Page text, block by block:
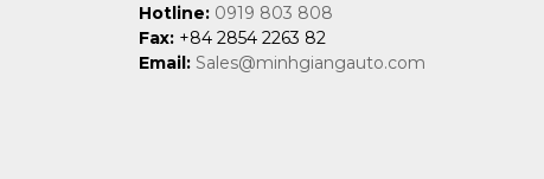
Hotline: 0919 803 808
Fax: +84 2854 2263 82
Email: Sales@minhgiangauto.com